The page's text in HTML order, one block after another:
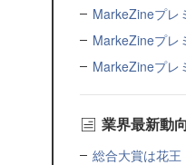
MarkeZineプレ
MarkeZineプレ
MarkeZineプレ
業界最新動
総合大賞は花